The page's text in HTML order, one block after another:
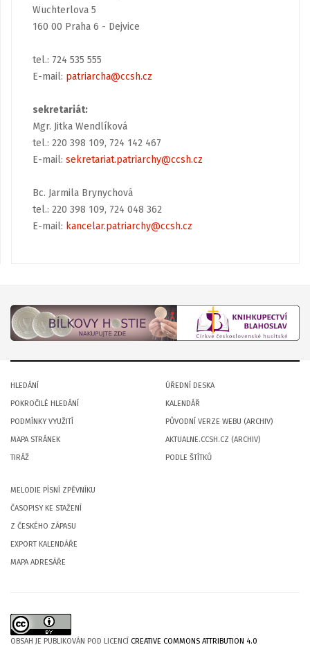
Wuchterlova 5
160 00 Praha 6 - Dejvice
tel.: 724 535 555
E-mail: patriarcha@ccsh.cz
sekretariát:
Mgr. Jitka Wendlíková
tel.: 220 398 109, 724 142 467
E-mail: sekretariat.patriarchy@ccsh.cz
Bc. Jarmila Brynychová
tel.: 220 398 109, 724 048 362
E-mail: kancelar.patriarchy@ccsh.cz
HLEDÁNÍ
POKROČILÉ HLEDÁNÍ
PODMÍNKY VYUŽITÍ
MAPA STRÁNEK
TIRÁŽ
ÚŘEDNÍ DESKA
KALENDÁŘ
PŮVODNÍ VERZE WEBU (ARCHIV)
AKTUALNE.CCSH.CZ (ARCHIV)
PODLE ŠTÍTKŮ
MELODIE PÍSNÍ ZPĚVNÍKU
ČASOPISY KE STAŽENÍ
Z ČESKÉHO ZÁPASU
EXPORT KALENDÁŘE
MAPA ADRESÁŘE
OBSAH JE PUBLIKOVÁN POD LICENCÍ CREATIVE COMMONS ATTRIBUTION 4.0